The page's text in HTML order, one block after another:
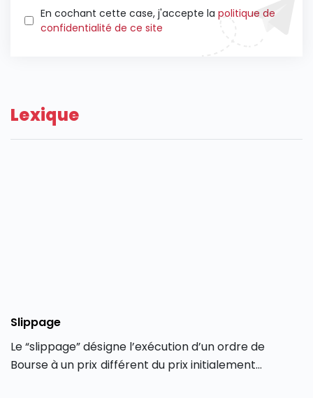
En cochant cette case, j'accepte la politique de
confidentialité de ce site
Lexique
Slippage
Le “slippage” désigne l’exécution d’un ordre de
Bourse à un prix différent du prix initialement